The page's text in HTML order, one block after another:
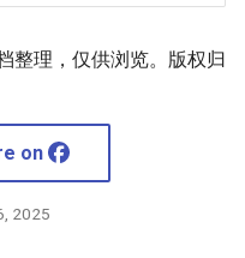
整理，仅供浏览。版权归
on
2025